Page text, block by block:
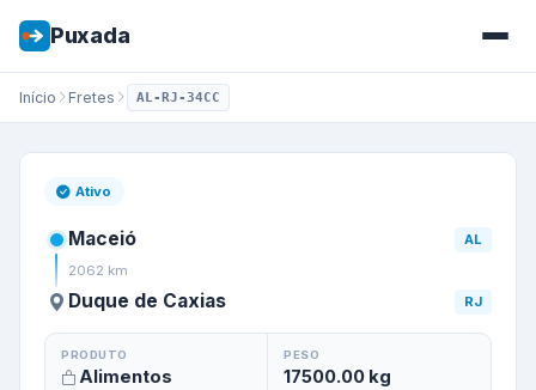
Puxada
Início Fretes AL-RJ-34CC
Frete de
Ativo
Maceió
AL
2062 km
Duque de Caxias RJ
PRODUTO
Alimentos
PESO
17500.00 kg